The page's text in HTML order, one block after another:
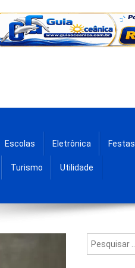
Escolas Eletrônica Festas
Turismo Utilidade